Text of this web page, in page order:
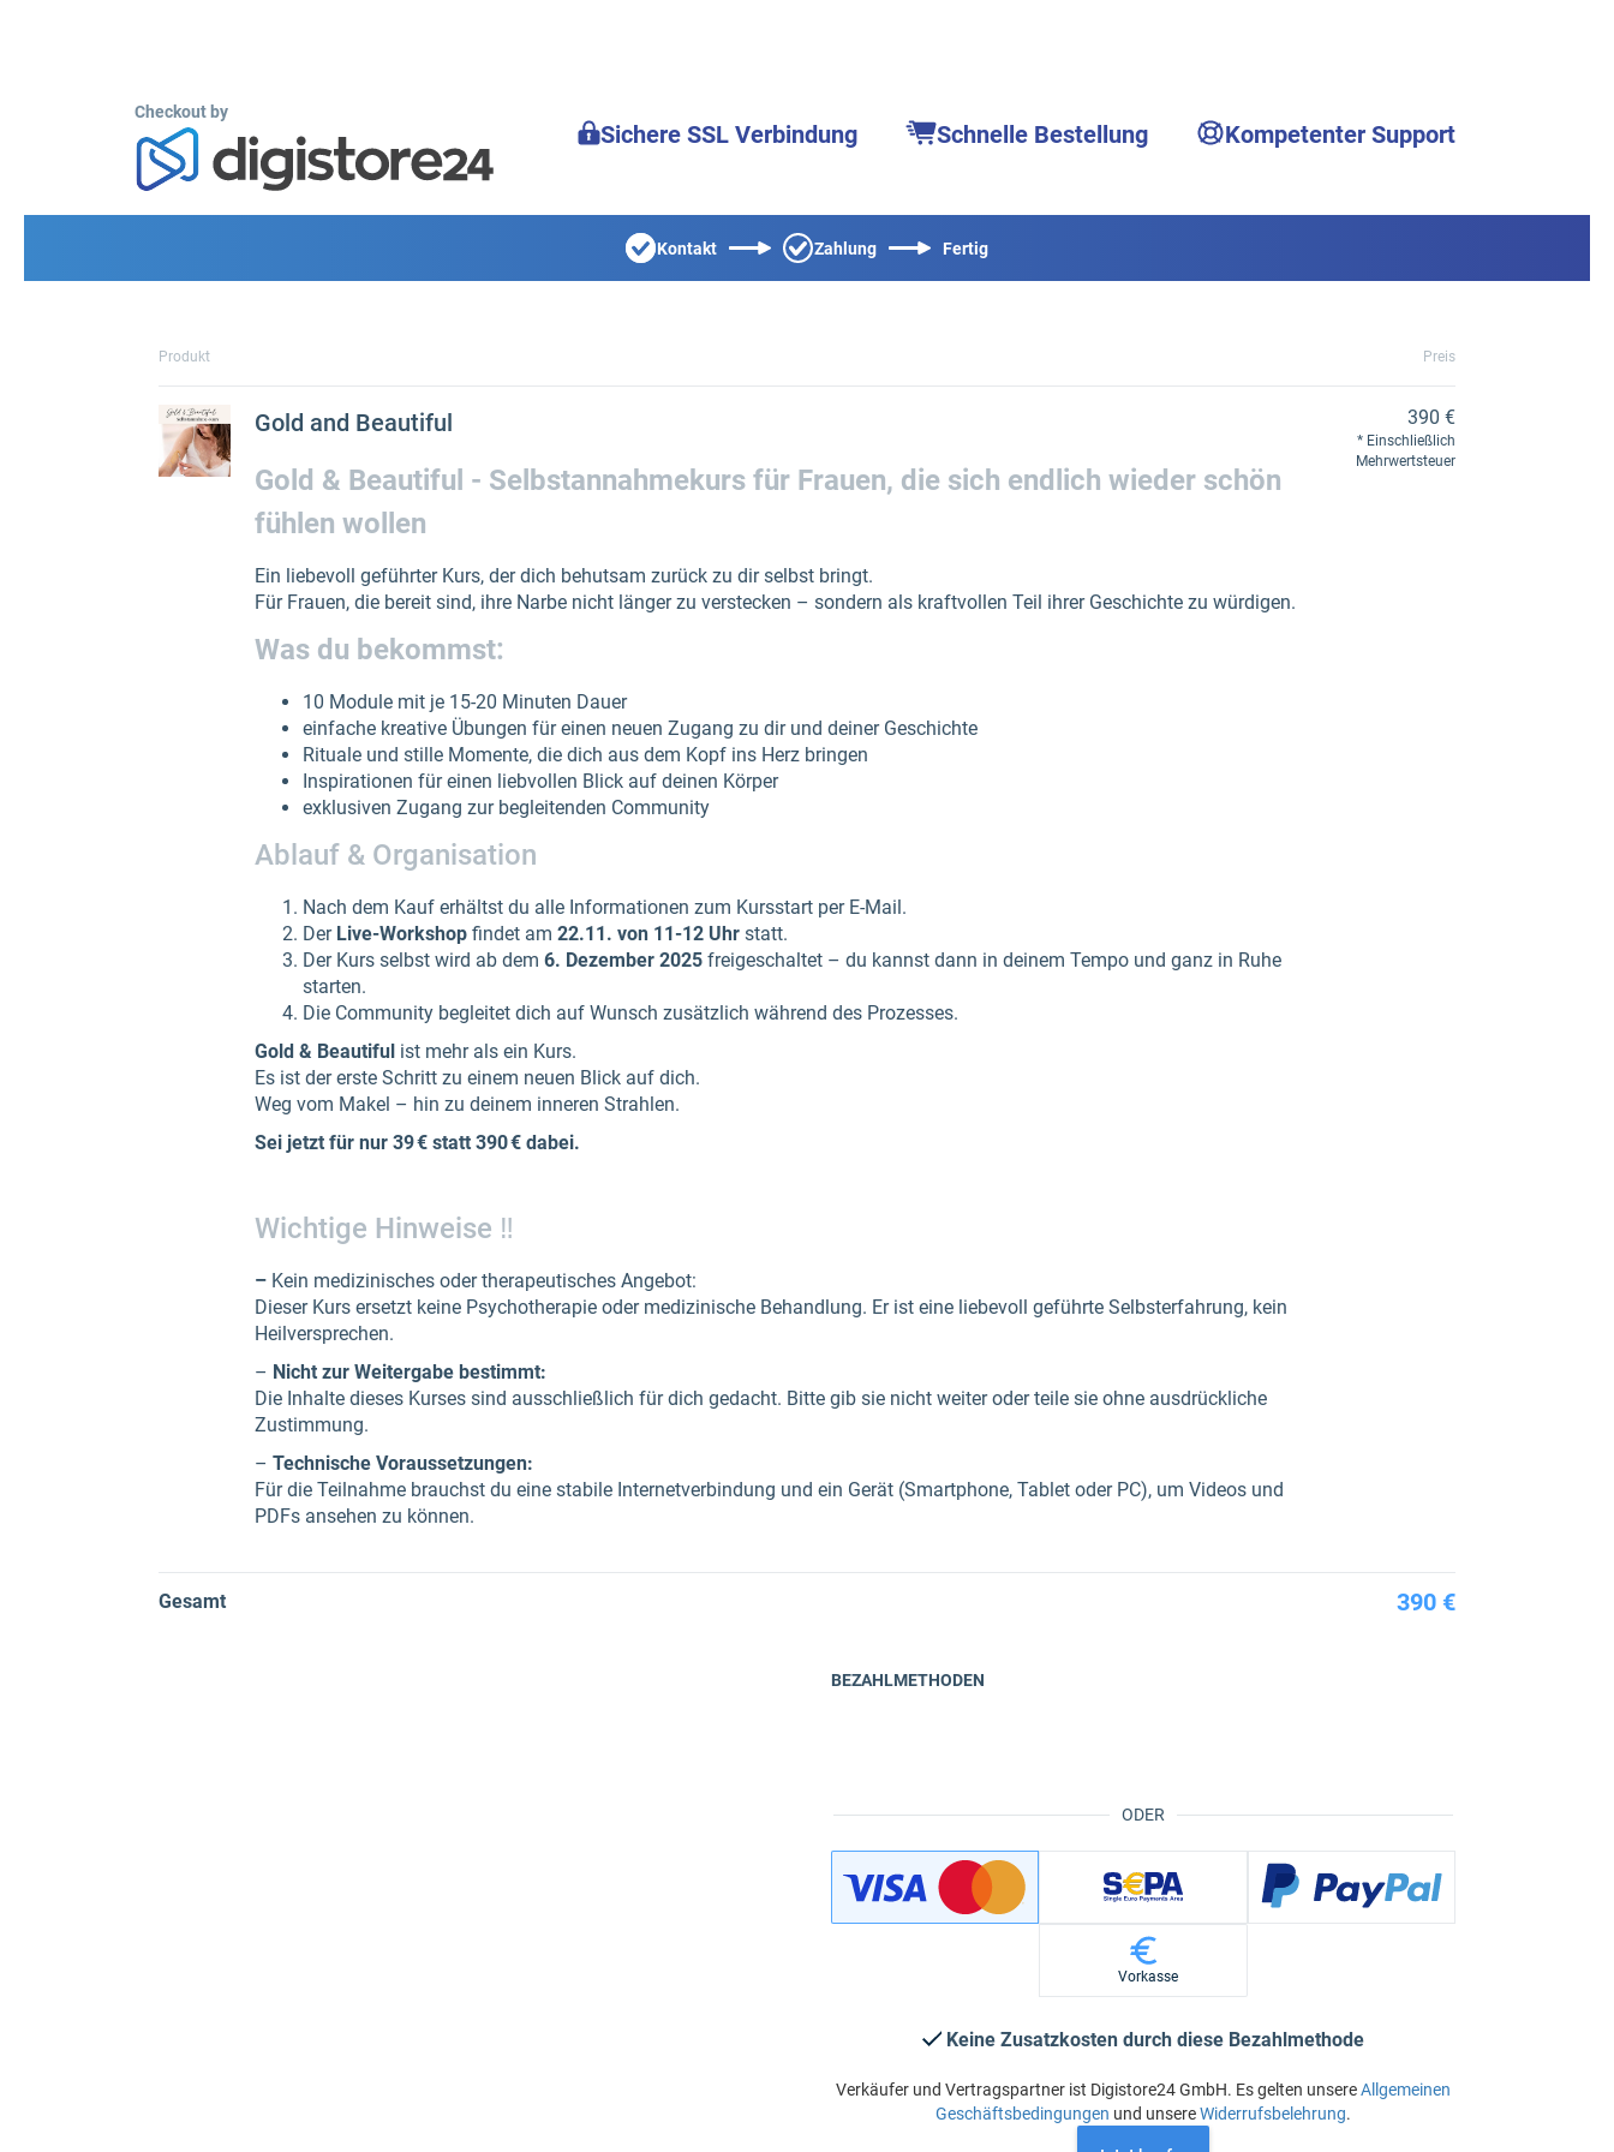
Checkout by
Sichere SSL Verbindung Schnelle Bestellung Kompetenter Support
Kontakt Zahlung Fertig
Produkt Preis
Gold and Beautiful
Gold & Beautiful - Selbstannahmekurs für Frauen, die sich endlich wieder schön
fühlen wollen
Ein liebevoll geführter Kurs, der dich behutsam zurück zu dir selbst bringt.
Für Frauen, die bereit sind, ihre Narbe nicht länger zu verstecken – sondern als kraftvollen Teil ihrer Geschichte zu würdigen.
Was du bekommst:
10 Module mit je 15-20 Minuten Dauer
einfache kreative Übungen für einen neuen Zugang zu dir und deiner Geschichte
Rituale und stille Momente, die dich aus dem Kopf ins Herz bringen
Inspirationen für einen liebvollen Blick auf deinen Körper
exklusiven Zugang zur begleitenden Community
Ablauf & Organisation
Nach dem Kauf erhältst du alle Informationen zum Kursstart per E-Mail.
Der Live-Workshop findet am 22.11. von 11-12 Uhr statt.
Der Kurs selbst wird ab dem 6. Dezember 2025 freigeschaltet – du kannst dann in deinem Tempo und ganz in Ruhe
starten.
Die Community begleitet dich auf Wunsch zusätzlich während des Prozesses.
Gold & Beautiful ist mehr als ein Kurs.
Es ist der erste Schritt zu einem neuen Blick auf dich.
Weg vom Makel – hin zu deinem inneren Strahlen.
Sei jetzt für nur 39 € statt 390 € dabei.
Wichtige Hinweise ‼️
– Kein medizinisches oder therapeutisches Angebot:
Dieser Kurs ersetzt keine Psychotherapie oder medizinische Behandlung. Er ist eine liebevoll geführte Selbsterfahrung, kein
Heilversprechen.
– Nicht zur Weitergabe bestimmt:
Die Inhalte dieses Kurses sind ausschließlich für dich gedacht. Bitte gib sie nicht weiter oder teile sie ohne ausdrückliche
Zustimmung.
– Technische Voraussetzungen:
Für die Teilnahme brauchst du eine stabile Internetverbindung und ein Gerät (Smartphone, Tablet oder PC), um Videos und
PDFs ansehen zu können.
390 €
Einschließlich
Mehrwertsteuer
Gesamt 390 €
ODER
BEZAHLMETHODEN
Vorkasse
Keine Zusatzkosten durch diese Bezahlmethode
Verkäufer und Vertragspartner ist Digistore24 GmbH. Es gelten unsereAllgemeinen
Geschäftsbedingungen und unsereWiderrufsbelehrung.